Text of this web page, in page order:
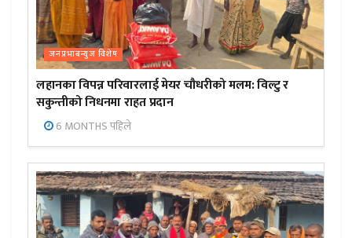
जनप्रभाबन्युज विशेष
लहानका विपन्न परिवारलाई मेयर चौधरीको मलम: विल्टु र
सकुन्तीको निधनमा राहत प्रदान
6 MONTHS पहिले